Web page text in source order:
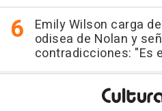
Emily Wilson carga
odisea de Nolan y
contradicciones: "Es